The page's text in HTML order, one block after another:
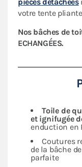
pièces détachées
votre tente
Nos bâches de
ECHANGÉES.
Toile de
et ignifugée
enduction en
Coutures
de la bâche
parfaite